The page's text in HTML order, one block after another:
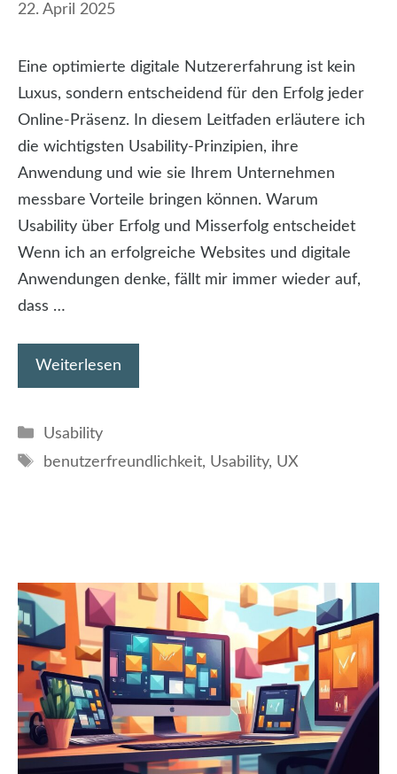
22. April 2025
Eine optimierte digitale Nutzererfahrung ist kein
Luxus, sondern entscheidend für den Erfolg jeder
Online-Präsenz. In diesem Leitfaden erläutere ich
die wichtigsten Usability-Prinzipien, ihre
Anwendung und wie sie Ihrem Unternehmen
messbare Vorteile bringen können. Warum
Usability über Erfolg und Misserfolg entscheidet
Wenn ich an erfolgreiche Websites und digitale
Anwendungen denke, fällt mir immer wieder auf,
dass …
Weiterlesen
Kategorien
Usability
Schlagwörter
benutzerfreundlichkeit, Usability, UX